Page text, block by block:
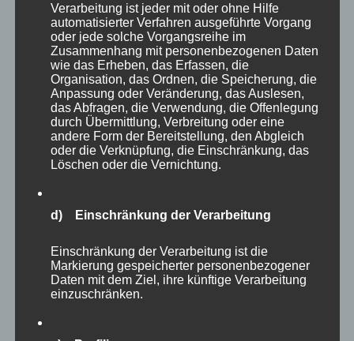
CURA SPORT
BRONCHIOSOL
48,15€ Enthält 7% Mehrwertsteuer zzgl.Versand
Lieferzeit: sofort lieferbar
In den Warenkorb
Verarbeitung ist jeder mit oder ohne Hilfe
automatisierter Verfahren ausgeführte Vorgang
oder jede solche Vorgangsreihe im
Zusammenhang mit personenbezogenen Daten
wie das Erheben, das Erfassen, die
Organisation, das Ordnen, die Speicherung, die
Anpassung oder Veränderung, das Auslesen,
das Abfragen, die Verwendung, die Offenlegung
durch Übermittlung, Verbreitung oder eine
andere Form der Bereitstellung, den Abgleich
oder die Verknüpfung, die Einschränkung, das
Löschen oder die Vernichtung.
d) Einschränkung der Verarbeitung
Einschränkung der Verarbeitung ist die
Markierung gespeicherter personenbezogener
Daten mit dem Ziel, ihre künftige Verarbeitung
einzuschränken.